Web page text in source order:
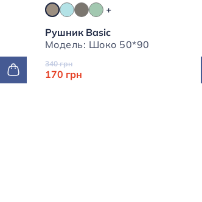
Рушник Basic
Модель: Шоко 50*90
340 грн
170 грн